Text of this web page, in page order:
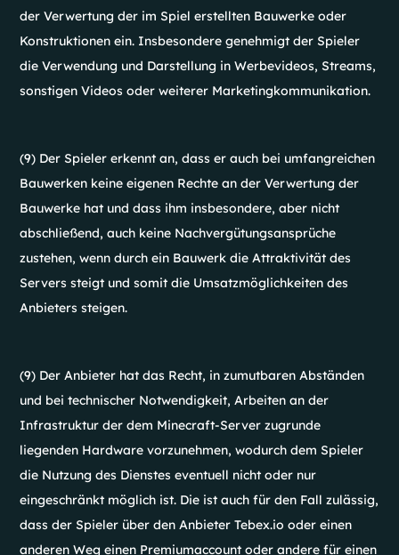
der Verwertung der im Spiel erstellten Bauwerke oder
Konstruktionen ein. Insbesondere genehmigt der Spieler
die Verwendung und Darstellung in Werbevideos, Streams,
sonstigen Videos oder weiterer Marketingkommunikation.
(9) Der Spieler erkennt an, dass er auch bei umfangreichen
Bauwerken keine eigenen Rechte an der Verwertung der
Bauwerke hat und dass ihm insbesondere, aber nicht
abschließend, auch keine Nachvergütungsansprüche
zustehen, wenn durch ein Bauwerk die Attraktivität des
Servers steigt und somit die Umsatzmöglichkeiten des
Anbieters steigen.
(9) Der Anbieter hat das Recht, in zumutbaren Abständen
und bei technischer Notwendigkeit, Arbeiten an der
Infrastruktur der dem Minecraft-Server zugrunde
liegenden Hardware vorzunehmen, wodurch dem Spieler
die Nutzung des Dienstes eventuell nicht oder nur
eingeschränkt möglich ist. Die ist auch für den Fall zulässig,
dass der Spieler über den Anbieter Tebex.io oder einen
anderen Weg einen Premiumaccount oder andere für einen